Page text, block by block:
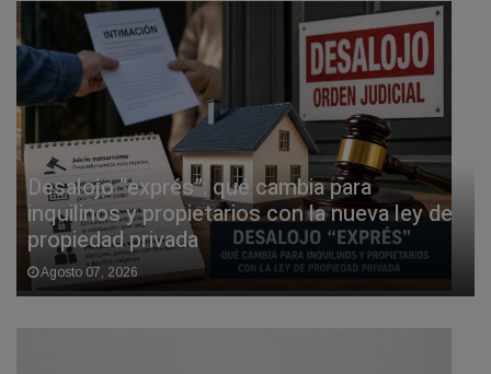
Desalojo “exprés”: qué cambia para
inquilinos y propietarios con la nueva ley de
propiedad privada
Agosto 07, 2026